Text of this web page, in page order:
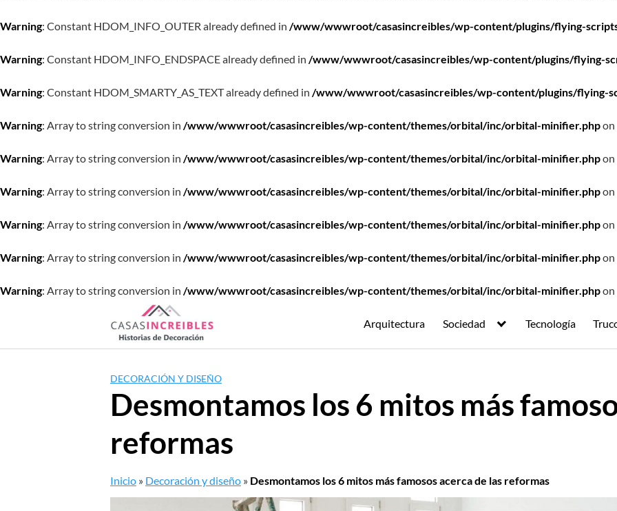
Warning: Constant HDOM_INFO_OUTER already defined in /www/wwwroot/casasincreibles/wp-content/plugins/flying-
Warning: Constant HDOM_INFO_ENDSPACE already defined in /www/wwwroot/casasincreibles/wp-content/plugins/flying-
Warning: Constant HDOM_SMARTY_AS_TEXT already defined in /www/wwwroot/casasincreibles/wp-content/plugins/flying-
Warning: Array to string conversion in /www/wwwroot/casasincreibles/wp-content/themes/orbital/inc/orbital-minifier.phpon
Warning: Array to string conversion in /www/wwwroot/casasincreibles/wp-content/themes/orbital/inc/orbital-minifier.phpon
Warning: Array to string conversion in /www/wwwroot/casasincreibles/wp-content/themes/orbital/inc/orbital-minifier.phpon
Warning: Array to string conversion in /www/wwwroot/casasincreibles/wp-content/themes/orbital/inc/orbital-minifier.phpon
Warning: Array to string conversion in /www/wwwroot/casasincreibles/wp-content/themes/orbital/inc/orbital-minifier.phpon
Warning: Array to string conversion in /www/wwwroot/casasincreibles/wp-content/themes/orbital/inc/orbital-minifier.phpon
Arquitectura Sociedad Tecnología
DECORACIÓN Y DISEÑO
Desmontamos los 6 mitos más
reformas
Inicio » Decoración y diseño » Desmontamos los 6 mitos más famosos acerca de las reformas